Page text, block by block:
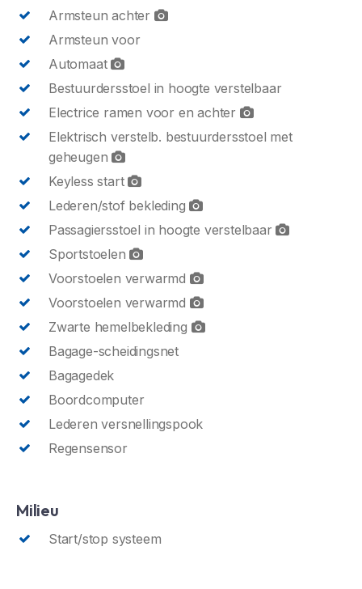
Armsteun achter
Armsteun voor
Automaat
Bestuurdersstoel in hoogte verstelbaar
Electrice ramen voor en achter
Elektrisch verstelb. bestuurdersstoel met
geheugen
Keyless start
Lederen/stof bekleding
Passagiersstoel in hoogte verstelbaar
Sportstoelen
Voorstoelen verwarmd
Voorstoelen verwarmd
Zwarte hemelbekleding
Bagage-scheidingsnet
Bagagedek
Boordcomputer
Lederen versnellingspook
Regensensor
Milieu
Start/stop systeem